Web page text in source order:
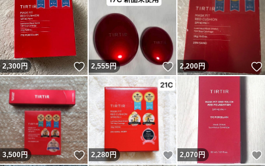
2,300円 いいね！
2,555円 いいね！
2,200円
3,500円 いいね！
2,280円 いいね！
2,070円